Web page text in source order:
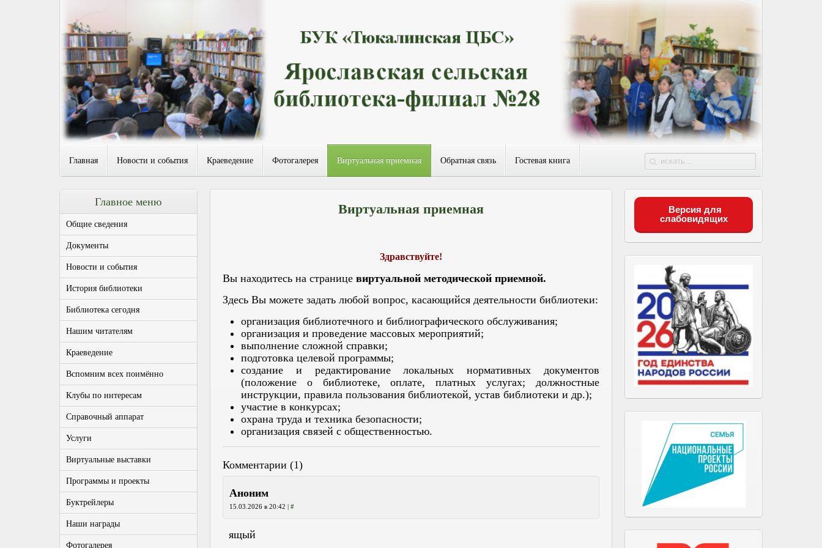
Главная Новости и события Краеведение Фотогалерея Виртуальная приемная Обратная связь Гостевая книга
Виртуальная приемная
Здравствуйте!
Вы находитесь на странице виртуальной методической приемной.
Здесь Вы можете задать любой вопрос, касающийся деятельности библиотеки:
организация библиотечного и библиографического обслуживания;
организация и проведение массовых мероприятий;
выполнение сложной справки;
подготовка целевой программы;
создание и редактирование локальных нормативных документов
(положение о библиотеке, оплате, платных услугах; должностные
инструкции, правила пользования библиотекой, устав библиотеки и др.);
участие в конкурсах;
охрана труда и техника безопасности;
организация связей с общественностью.
Комментарии (1)
Аноним
15.03.2026 в 20:42 | #
ящый
Главное меню
Общие сведения
Документы
Новости и события
История библиотеки
Библиотека сегодня
Нашим читателям
Краеведение
Вспомним всех поимённо
Клубы по интересам
Справочный аппарат
Услуги
Виртуальные выставки
Программы и проекты
Буктрейлеры
Наши награды
Фотогалерея
Версия для
слабовидящих